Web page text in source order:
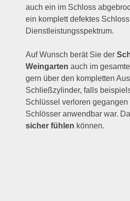
auch ein im Schloss
ein komplett defektes
Dienstleistungsspektrum.
Auf Wunsch berät Sie der
Weingarten auch im
gern über den kompletten
Schließzylinder, falls
Schlüssel verloren gegangen
Schlösser anwendbar war.
sicher fühlen können.